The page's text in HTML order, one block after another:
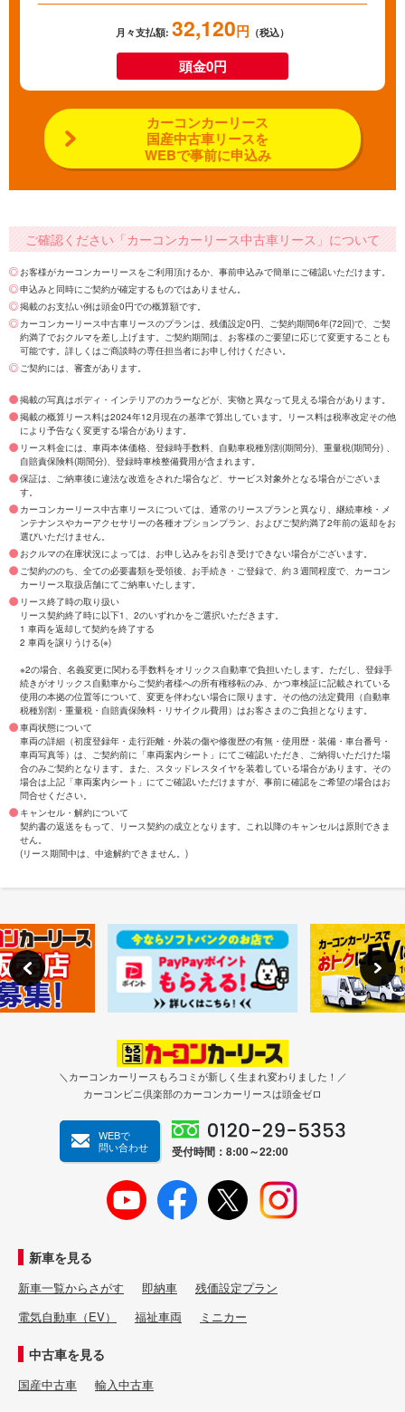
月々支払額: 32,120円 （税込）
頭金0円
カーコンカーリース
国産中古車リースを
WEBで事前に申込み
ご確認ください「カーコンカーリース中古車リース」について
お客様がカーコンカーリースをご利用頂けるか、事前申込みで簡単にご確認いただけます。
申込みと同時にご契約が確定するものではありません。
掲載のお支払い例は頭金0円での概算額です。
カーコンカーリース中古車リースのプランは、残価設定0円、ご契約期間6年(72回)で、ご契
約満了でおクルマを差し上げます。ご契約期間は、お客様のご要望に応じて変更することも
可能です。詳しくはご商談時の専任担当者にお申し付けください。
ご契約には、審査があります。
掲載の写真はボディ・インテリアのカラーなどが、実物と異なって見える場合があります。
掲載の概算リース料は2024年12月現在の基準で算出しています。リース料は税率改定その他
により予告なく変更する場合があります。
リース料金には、車両本体価格、登録時手数料、自動車税種別割(期間分)、重量税(期間分) 、
自賠責保険料(期間分)、登録時車検整備費用が含まれます。
保証は、ご納車後に違法な改造をされた場合など、サービス対象外となる場合がございま
す。
カーコンカーリース中古車リースについては、通常のリースプランと異なり、継続車検・メ
ンテナンスやカーアクセサリーの各種オプションプラン、およびご契約満了2年前の返却をお
選びいただけません。
おクルマの在庫状況によっては、お申し込みをお引き受けできない場合がございます。
ご契約ののち、全ての必要書類を受領後、お手続き・ご登録で、約３週間程度で、カーコン
カーリース取扱店舗にてご納車いたします。
リース終了時の取り扱い
リース契約終了時に以下1、2のいずれかをご選択いただきます。
1 車両を返却して契約を終了する
2 車両を譲りうける(※)
※2の場合、名義変更に関わる手数料をオリックス自動車で負担いたします。ただし、登録手
続きがオリックス自動車からご契約者様への所有権移転のみ、かつ車検証に記載されている
使用の本拠の位置等について、変更を伴わない場合に限ります。その他の法定費用（自動車
税種別割・重量税・自賠責保険料・リサイクル費用）はお客さまのご負担となります。
車両状態について
車両の詳細（初度登録年・走行距離・外装の傷や修復歴の有無・使用歴・装備・車台番号・
車両写真等）は、ご契約前に「車両案内シート」にてご確認いただき、ご納得いただけた場
合のみご契約となります。また、スタッドレスタイヤを装着している場合があります。その
場合は上記「車両案内シート」にてご確認いただけますが、事前に確認をご希望の場合はお
問合せください。
キャンセル・解約について
契約書の返送をもって、リース契約の成立となります。これ以降のキャンセルは原則できま
せん。
(リース期間中は、中途解約できません。)
＼カーコンカーリースもろコミが新しく生まれ変わりました！／
カーコンビニ倶楽部のカーコンカーリースは頭金ゼロ
WEBで
問い合わせ
受付時間：8:00～22:00
新車を見る
新車一覧からさがす 即納車
残価設定プラン
電気自動車（EV）
福祉車両 ミニカー
中古車を見る
国産中古車 輸入中古車